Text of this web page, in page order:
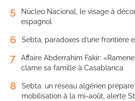
5
Núcleo Nacional, le visage à
espagnol
6 Sebta, paradoxes d’une frontière
7
Affaire Abderrahim Fakir:
clame sa famille à Casablanca
8
Sebta: un réseau algérien
mobilisation à la mi-août, alerte